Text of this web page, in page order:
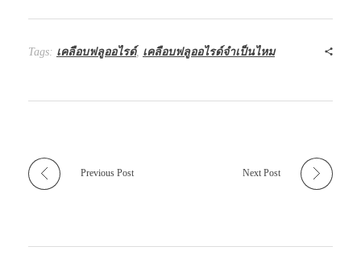
Tags: เคลือบฟลูออไรด์, เคลือบฟลูออไรด์จำเป็นไหม
Previous Post Next Post